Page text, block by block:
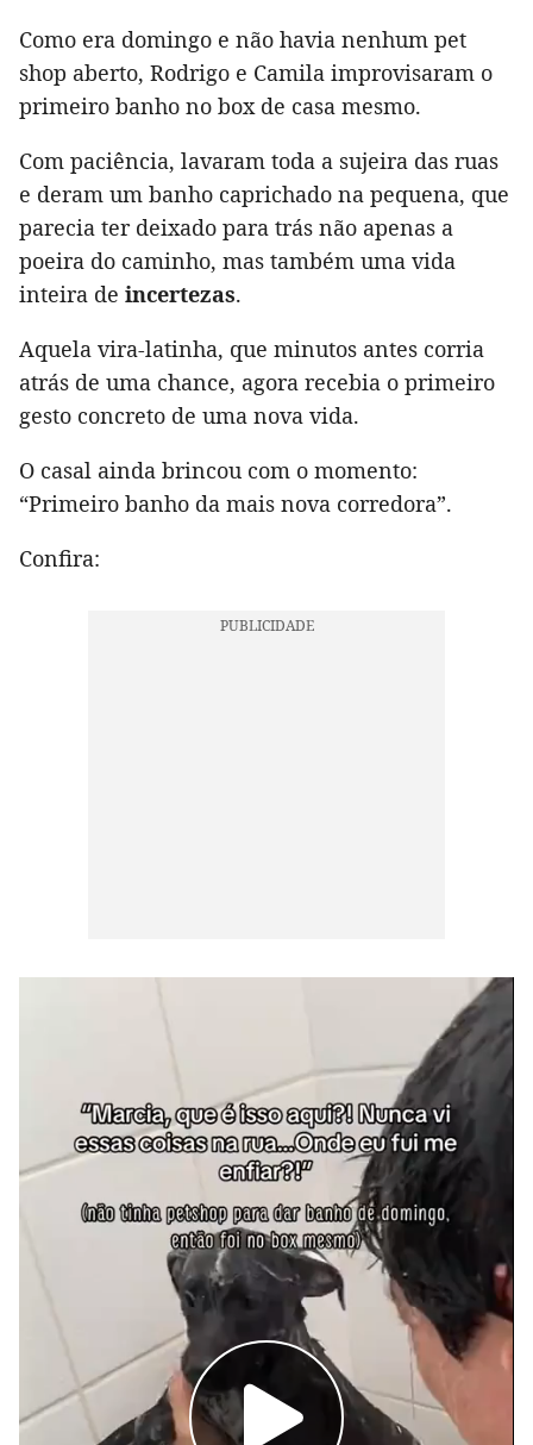
Como era domingo e não havia nenhum pet
shop aberto, Rodrigo e Camila improvisaram o
primeiro banho no box de casa mesmo.
Com paciência, lavaram toda a sujeira das ruas
e deram um banho caprichado na pequena, que
parecia ter deixado para trás não apenas a
poeira do caminho, mas também uma vida
inteira de incertezas.
Aquela vira-latinha, que minutos antes corria
atrás de uma chance, agora recebia o primeiro
gesto concreto de uma nova vida.
O casal ainda brincou com o momento:
“Primeiro banho da mais nova corredora”.
Confira: